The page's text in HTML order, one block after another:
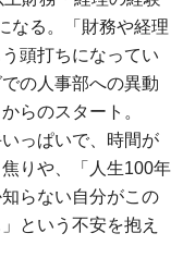
なる。「財務や経理
頭打ちになってい
の人事部への異動
らのスタート。
っぱいで、時間が
りや、「人生100年
らない自分がこの
という不安を抱え